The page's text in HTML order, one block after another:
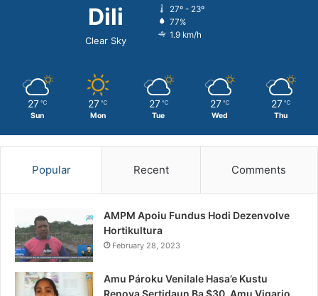
Dili
Clear Sky
27º - 23º
77%
1.9 km/h
27 ℃
Sun
27 ℃
Mon
27 ℃
Tue
27 ℃
Wed
27 ℃
Thu
Popular Recent Comments
AMPM Apoiu Fundus Hodi Dezenvolve
Hortikultura
February 28, 2023
Amu Pároku Venilale Hasa’e Kustu
Renova Sertidaun Ba $30, Amu Vigario